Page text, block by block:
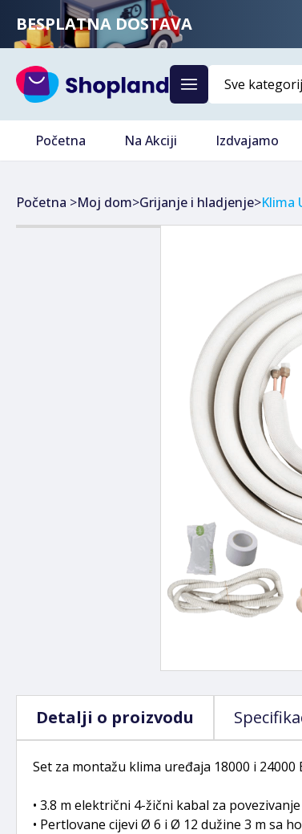
BESPLATNA DOSTAVA
Početna Na Akciji Izdvajamo
Početna >Moj dom>Grijanje i hladjenje>Klima
Detalji o proizvodu
Set za montažu klima uređaja 18000 i 24000
• 3.8 m električni 4-žični kabal za
• Pertlovane cijevi Ø 6 i Ø 12 dužine 3 m sa